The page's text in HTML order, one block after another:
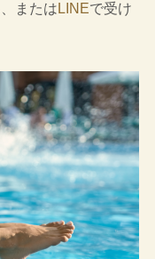
、または LINEで受け